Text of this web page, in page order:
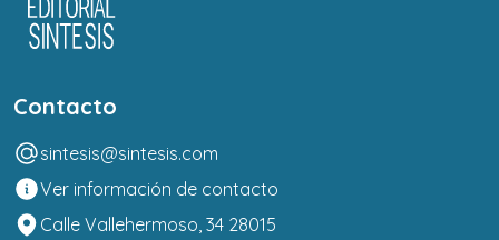
Contacto
sintesis@sintesis.com
Ver información de contacto
Calle Vallehermoso, 34 28015